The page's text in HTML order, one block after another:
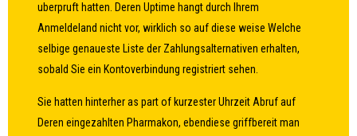
uberpruft hatten. Deren Uptime hangt durch Ihrem
Anmeldeland nicht vor, wirklich so auf diese weise Welche
selbige genaueste Liste der Zahlungsalternativen erhalten,
sobald Sie ein Kontoverbindung registriert sehen.
Sie hatten hinterher as part of kurzester Uhrzeit Abruf auf
Deren eingezahlten Pharmakon, ebendiese griffbereit man